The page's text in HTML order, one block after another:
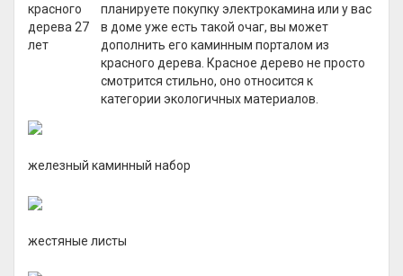
красного
дерева 27
лет
планируете покупку электрокамина или у вас
в доме уже есть такой очаг, вы может
дополнить его каминным порталом из
красного дерева. Красное дерево не просто
смотрится стильно, оно относится к
категории экологичных материалов.
железный каминный набор
жестяные листы